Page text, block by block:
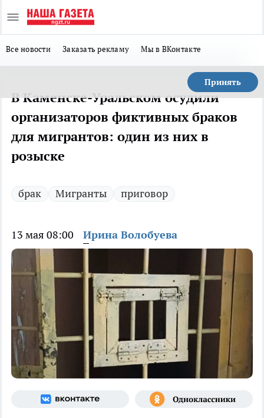
Все новости Заказать рекламу Мы в ВКонтакте
Принять
В Каменске-Уральском осудили
организаторов фиктивных браков
для мигрантов: один из них в
розыске
брак Мигранты приговор
13 мая 08:00 Ирина Волобуева